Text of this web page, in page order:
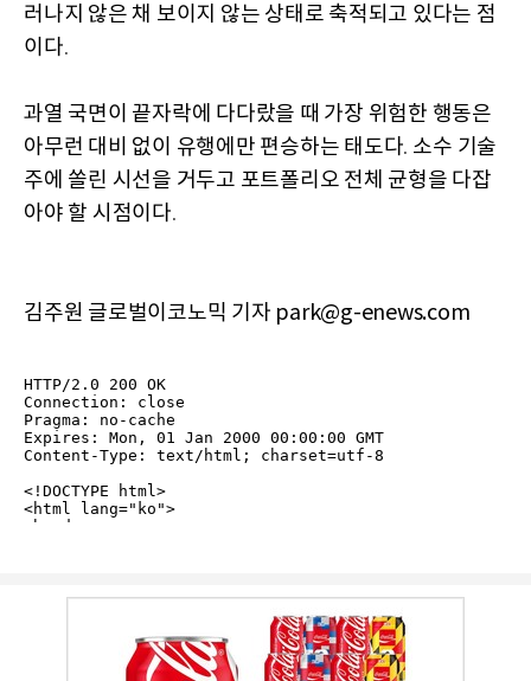
러나지 않은 채 보이지 않는 상태로 축적되고 있다는 점
이다.
과열 국면이 끝자락에 다다랐을 때 가장 위험한 행동은
아무런 대비 없이 유행에만 편승하는 태도다. 소수 기술
주에 쏠린 시선을 거두고 포트폴리오 전체 균형을 다잡
아야 할 시점이다.
김주원 글로벌이코노믹 기자 park@g-enews.com